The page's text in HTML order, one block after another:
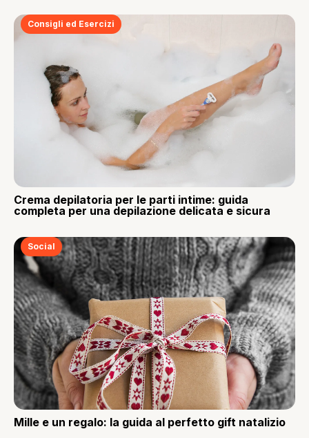
Consigli ed Esercizi
Crema depilatoria per le parti intime: guida
completa per una depilazione delicata e sicura
Social
Mille e un regalo: la guida al perfetto gift natalizio